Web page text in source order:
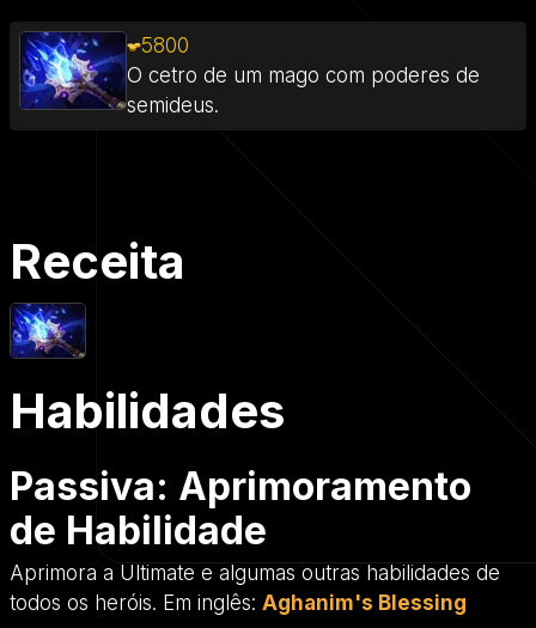
5800
O cetro de um mago com poderes de
semideus.
Receita
Habilidades
Passiva: Aprimoramento
de Habilidade
Aprimora a Ultimate e algumas outras habilidades de
todos os heróis. Em inglês: Aghanim's Blessing